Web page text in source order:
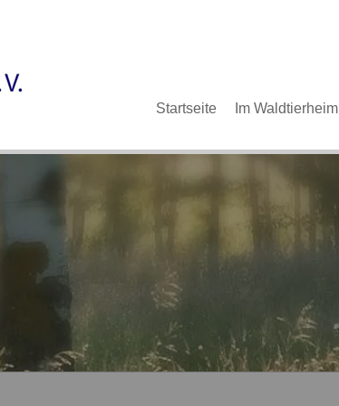
Navigation
überspringen
Startseite Im Waldtierheim